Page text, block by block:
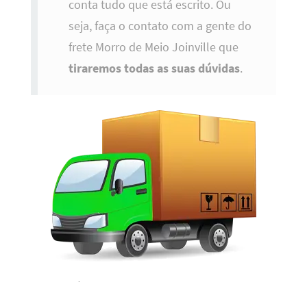
conta tudo que está escrito. Ou
seja, faça o contato com a gente do
frete Morro de Meio Joinville que
tiraremos todas as suas dúvidas.